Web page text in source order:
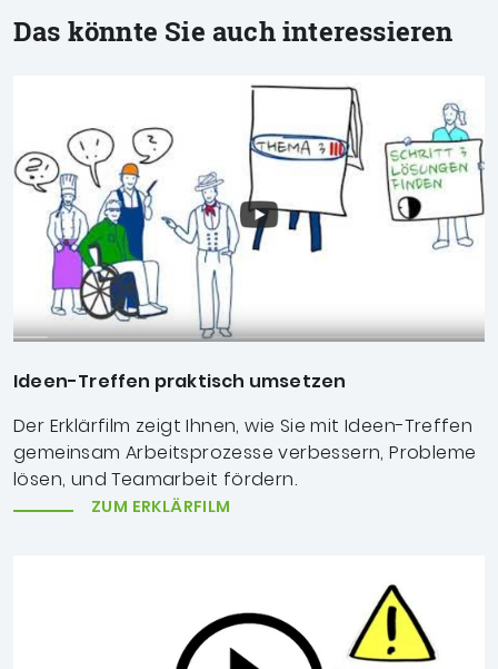
Das könnte Sie auch interessieren
Ideen-Treffen praktisch umsetzen
Der Erklärfilm zeigt Ihnen, wie Sie mit Ideen-Treffen
gemeinsam Arbeitsprozesse verbessern, Probleme
lösen, und Teamarbeit fördern.
ZUM ERKLÄRFILM